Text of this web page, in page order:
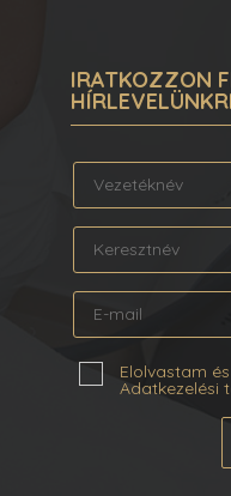
IRATKOZZON
Elolvastam
Adatkezelési